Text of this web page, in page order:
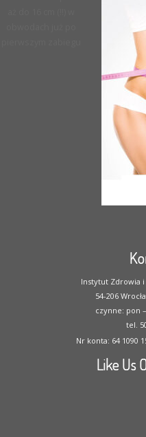
Instytut Zdrowia
54-206
czynne: pon
tel.
Nr konta: 64 1090
Like Us